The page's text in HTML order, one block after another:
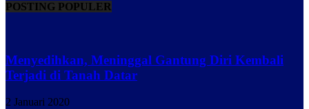
POSTING POPULER
Menyedihkan, Meninggal Gantung Diri Kembali
Terjadi di Tanah Datar
2 Januari 2020